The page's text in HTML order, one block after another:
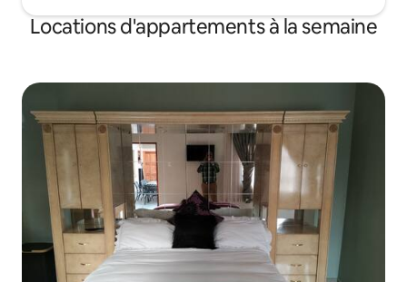
Locations d'appartements à la semaine